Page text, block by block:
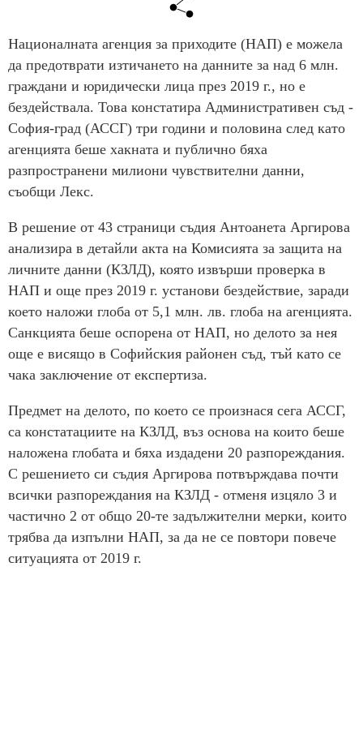
Националната агенция за приходите (НАП) е можела
да предотврати изтичането на данните за над 6 млн.
граждани и юридически лица през 2019 г., но е
бездействала. Това констатира Административен съд -
София-град (АССГ) три години и половина след като
агенцията беше хакната и публично бяха
разпространени милиони чувствителни данни,
съобщи Лекс.
В решение от 43 страници съдия Антоанета Аргирова
анализира в детайли акта на Комисията за защита на
личните данни (КЗЛД), която извърши проверка в
НАП и още през 2019 г. установи бездействие, заради
което наложи глоба от 5,1 млн. лв. глоба на агенцията.
Санкцията беше оспорена от НАП, но делото за нея
още е висящо в Софийския районен съд, тъй като се
чака заключение от експертиза.
Предмет на делото, по което се произнася сега АССГ,
са констатациите на КЗЛД, въз основа на които беше
наложена глобата и бяха издадени 20 разпореждания.
С решението си съдия Аргирова потвърждава почти
всички разпореждания на КЗЛД - отменя изцяло 3 и
частично 2 от общо 20-те задължителни мерки, които
трябва да изпълни НАП, за да не се повтори повече
ситуацията от 2019 г.